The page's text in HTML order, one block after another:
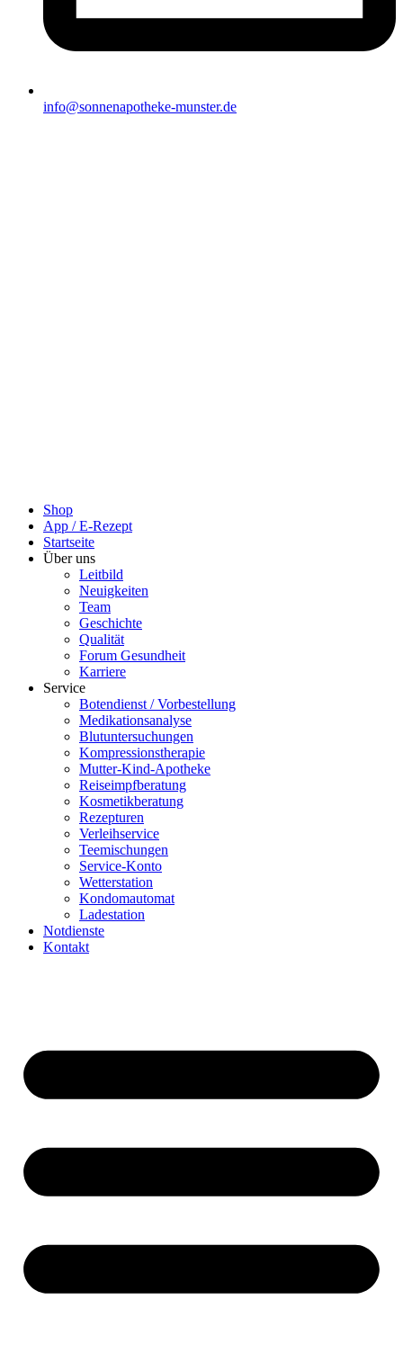
info@sonnenapotheke-munster.de
Shop
App / E-Rezept
Startseite
Über uns
Leitbild
Neuigkeiten
Team
Geschichte
Qualität
Forum Gesundheit
Karriere
Service
Botendienst / Vorbestellung
Medikationsanalyse
Blutuntersuchungen
Kompressionstherapie
Mutter-Kind-Apotheke
Reiseimpfberatung
Kosmetikberatung
Rezepturen
Verleihservice
Teemischungen
Service-Konto
Wetterstation
Kondomautomat
Ladestation
Notdienste
Kontakt